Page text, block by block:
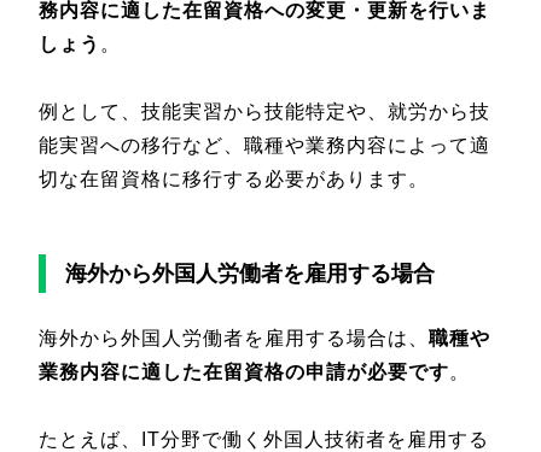
務内容に適した在留資格への変更・更新を行いま
しょう 。
例として、技能実習から技能特定や、就労から技
能実習への移行など、職種や業務内容によって適
切な在留資格に移行する必要があります。
海外から外国人労働者を雇用する場合
海外から外国人労働者を雇用する場合は、 職種や
業務内容に適した在留資格の申請が必要です。
たとえば、IT分野で働く外国人技術者を雇用する